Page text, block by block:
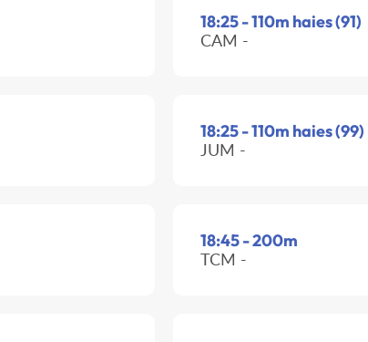
18:25 - 110m haies (91)
CAM -
18:25 - 110m haies (99)
JUM -
18:45 - 200m
TCM -